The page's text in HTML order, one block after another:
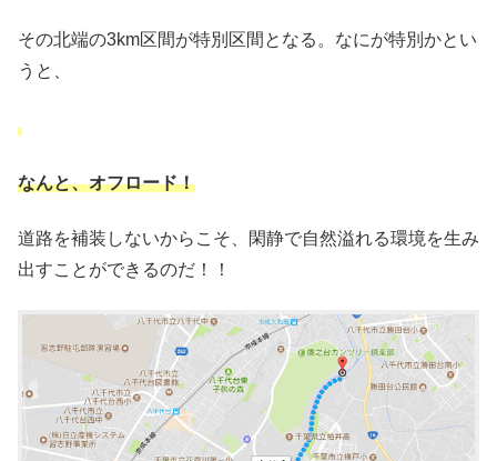
その北端の3km区間が特別区間となる。なにが特別かとい
うと、
なんと、オフロード！
道路を補装しないからこそ、閑静で自然溢れる環境を生み
出すことができるのだ！！